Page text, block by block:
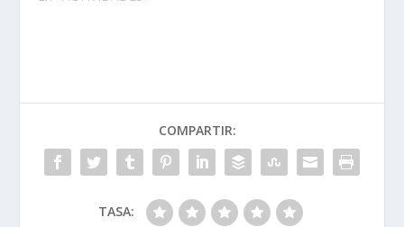
COMPARTIR:
TASA: